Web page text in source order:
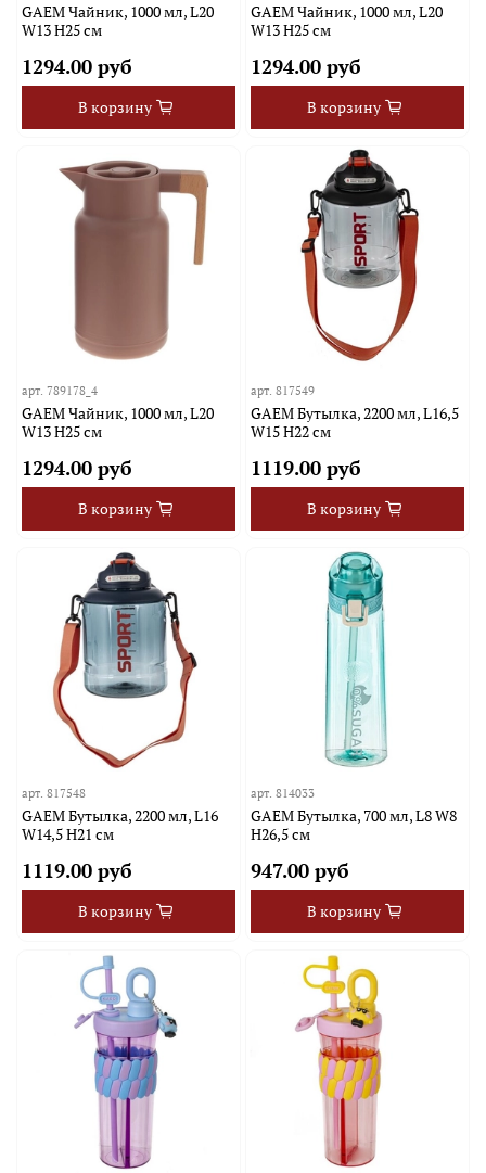
GAEM Чайник, 1000 мл, L20
W13 H25 см
1294.00 руб
В корзину
GAEM Чайник, 1000 мл, L20
W13 H25 см
1294.00 руб
В корзину
арт.789178_4
GAEM Чайник, 1000 мл, L20
W13 H25 см
1294.00 руб
В корзину
арт. 817549
GAEM Бутылка, 2200 мл, L16,5
W15 H22 см
1119.00 руб
В корзину
арт.817548
GAEM Бутылка, 2200 мл, L16
W14,5 H21 см
1119.00 руб
В корзину
арт. 814033
GAEM Бутылка, 700 мл, L8 W8
H26,5 см
947.00 руб
В корзину